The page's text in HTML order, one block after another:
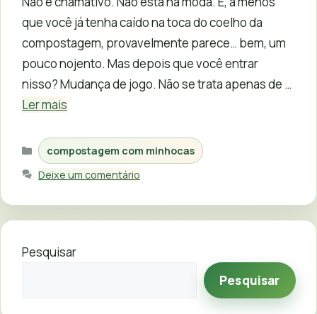
que você já tenha caído na toca do coelho da
compostagem, provavelmente parece… bem, um
pouco nojento. Mas depois que você entrar
nisso? Mudança de jogo. Não se trata apenas de …
Ler mais
Categorias
compostagem com minhocas
Deixe um comentário
Pesquisar
Pesquisar